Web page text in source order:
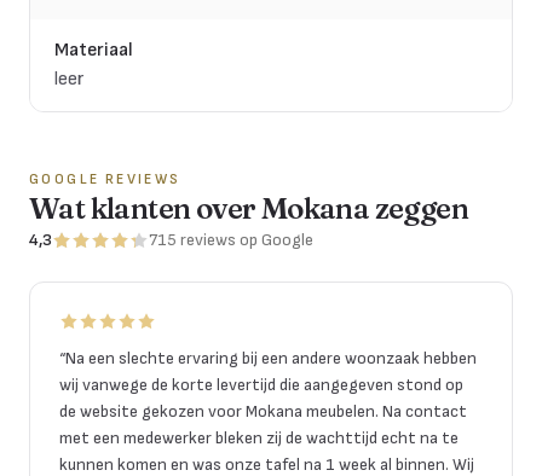
Materiaal
leer
GOOGLE REVIEWS
Wat klanten over Mokana zeggen
4,3 715 reviews op Google
“Na een slechte ervaring bij een andere woonzaak hebben
wij vanwege de korte levertijd die aangegeven stond op
de website gekozen voor Mokana meubelen. Na contact
met een medewerker bleken zij de wachttijd echt na te
kunnen komen en was onze tafel na 1 week al binnen. Wij